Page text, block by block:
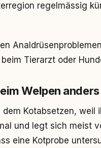
regelmässig
Tierarzt oder
Welpen
Kotabsetzen,
und legt sich meist
eine Kotprobe